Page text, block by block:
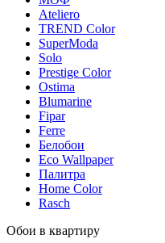
Ateliero
TREND Color
SuperModa
Solo
Prestige Color
Ostima
Blumarine
Fipar
Ferre
Белобои
Eco Wallpaper
Палитра
Home Color
Rasch
Обои в квартиру